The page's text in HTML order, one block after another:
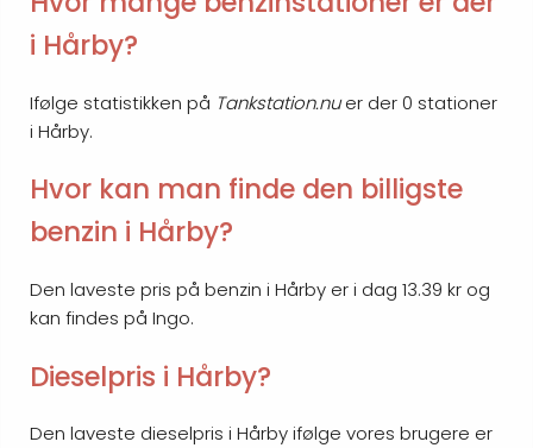
i Hårby?
Ifølge statistikken på Tankstation.nuer der 0 stationer
i Hårby.
Hvor kan man finde den billigste
benzin i Hårby?
Den laveste pris på benzin i Hårby er i dag 13.39 kr og
kan findes på Ingo.
Dieselpris i Hårby?
Den laveste dieselpris i Hårby ifølge vores brugere er